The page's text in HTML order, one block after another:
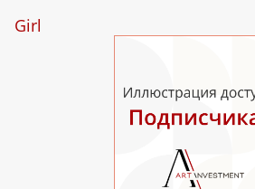
Girl